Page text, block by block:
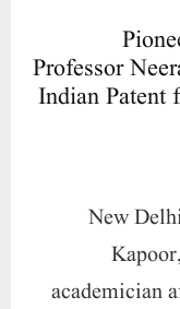
Professor
Indian
New
academician